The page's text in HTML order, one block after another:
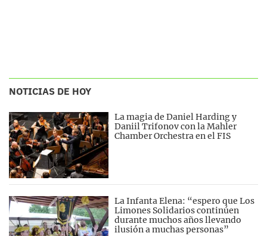
NOTICIAS DE HOY
La magia de Daniel Harding y
Daniil Trifonov con la Mahler
Chamber Orchestra en el FIS
La Infanta Elena: “espero que Los
Limones Solidarios continúen
durante muchos años llevando
ilusión a muchas personas”